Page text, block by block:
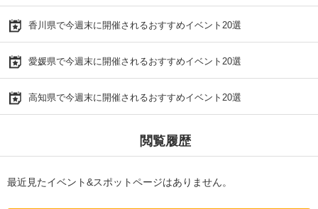
香川県で今週末に開催されるおすすめイベント20選
愛媛県で今週末に開催されるおすすめイベント20選
高知県で今週末に開催されるおすすめイベント20選
閲覧履歴
最近見たイベント&スポットページはありません。